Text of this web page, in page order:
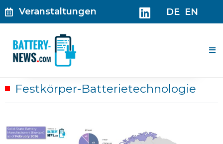
Zum
Inhalt
Veranstaltungen DE EN
Festkörper-Batterietechnologie